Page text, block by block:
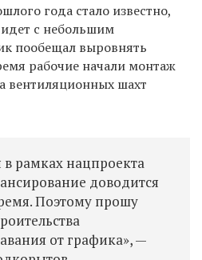
года стало известно,
с небольшим
пообещал выровнять
рабочие начали монтаж
вентиляционных шахт
в рамках нацпроекта
доводится
Поэтому прошу
от графика», —